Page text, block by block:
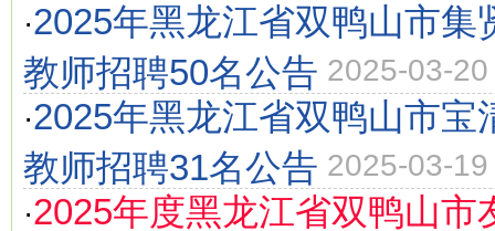
·2025年黑龙江省双鸭山市集
教师招聘50名公告 2025-03-20
·2025年黑龙江省双鸭山市宝
教师招聘31名公告 2025-03-19
·2025年度黑龙江省双鸭山市